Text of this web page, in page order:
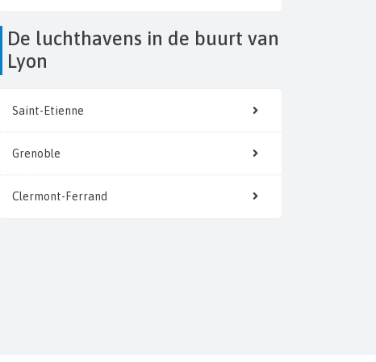
De luchthavens in de buurt van
Lyon
Saint-Etienne
Grenoble
Clermont-Ferrand